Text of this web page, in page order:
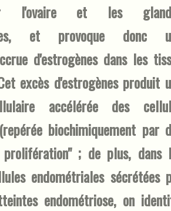
l'ovaire et les
et provoque donc
d'estrogènes dans les
excès d'estrogènes produit
accélérée des
biochimiquement par
prolifération" ; de plus, dans
endométriales sécrétées
endométriose, on